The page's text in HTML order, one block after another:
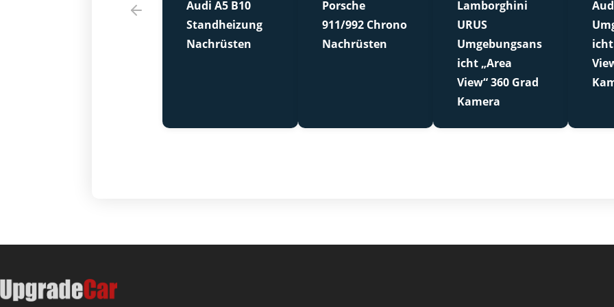
Audi A5 B10
Standheizung
Nachrüsten
Porsche
911/992 Chrono
Nachrüsten
Lamborghini
URUS
Umgebungsans
icht „Area
View“ 360 Grad
Kamera